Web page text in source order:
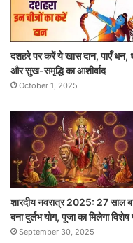
दशहरे पर करें ये खास दान, पाएँ धन,
और सुख-समृद्धि का आशीर्वाद
October 1, 2025
शारदीय नवरात्र 2025: 27 साल
बना दुर्लभ योग, पूजा का मिलेगा
September 30, 2025